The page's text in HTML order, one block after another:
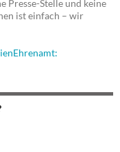
Presse-Stelle und keine
ist einfach – wir